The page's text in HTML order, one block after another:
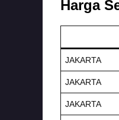
Harga
JAKARTA
JAKARTA
JAKARTA